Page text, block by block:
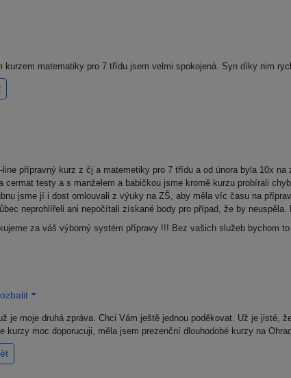
matematiky pro 7.třídu jsem velmi spokojená. Syn díky nim
přípravný kurz z čj a matemetiky pro 7 třídu a od února byla 10x
cermat testy a s manželem a babičkou jsme kromě kurzu probírali
jsme jí i dost omlouvali z výuky na ZŠ, aby měla víc času na
neprohlířeli ani nepočítali získané body pro případ, že by
za váš výborný systém přípravy !!! Bez vašich služeb bychom to
je moje druhá zpráva. Chci Vám ještě jednou poděkovat. Už je jisté,
kurzy moc doporucuji, měla jsem prezenční dlouhodobé kurzy na